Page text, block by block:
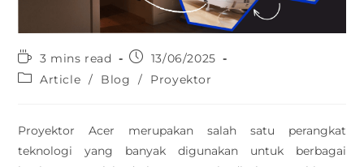
3 mins read
13/06/2025
Article / Blog / Proyektor
Proyektor Acer merupakan salah satu perangkat
teknologi yang banyak digunakan untuk berbagai